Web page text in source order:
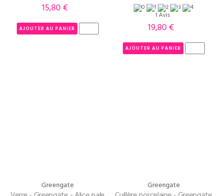
Prix
15,80 €
AJOUTER AU PANIER
1 Avis
Prix
19,80 €
AJOUTER AU PANIER
Greengate Greengate